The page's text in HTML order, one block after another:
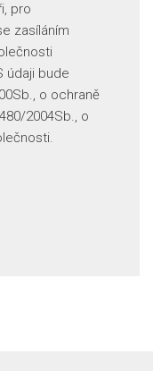
pro
zasíláním
údaji bude
o ochraně
2004Sb., o